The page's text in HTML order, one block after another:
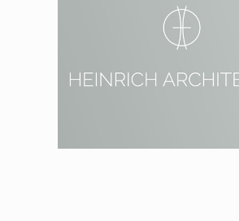
2002 Berlin Prenzlauer Berg